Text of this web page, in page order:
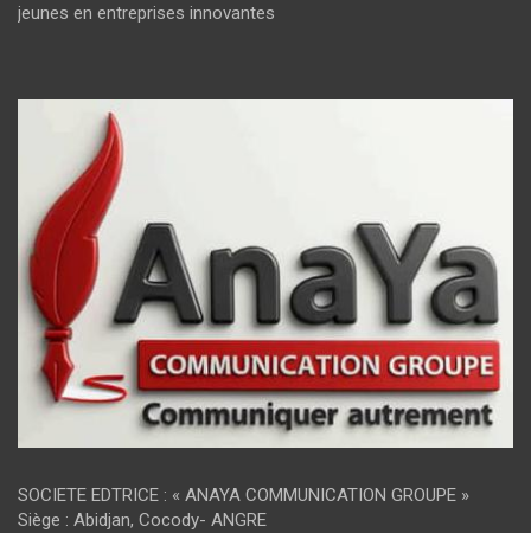
jeunes en entreprises innovantes
SOCIETE EDTRICE : « ANAYA COMMUNICATION GROUPE »
Siège : Abidjan, Cocody- ANGRE